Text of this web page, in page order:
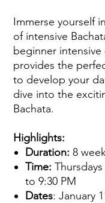
Immerse yourself
of intensive
beginner intensive
provides the
to develop your
dive into the
Bachata.
Highlights:
Duration: 8
Time:
to 9:30 PM
Dates: January